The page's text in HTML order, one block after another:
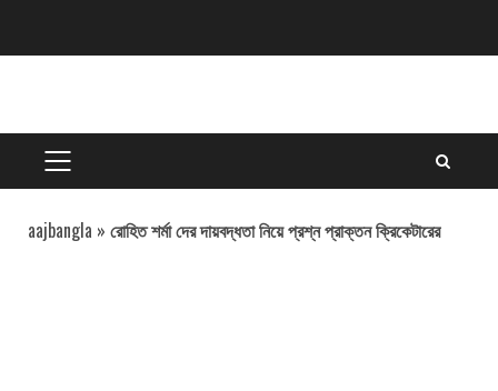
PRIMARY
MENU
aajbangla » রোহিত শর্মা দের দায়বদ্ধতা নিয়ে প্রশ্ন প্রাক্তন ক্রিকেটারের